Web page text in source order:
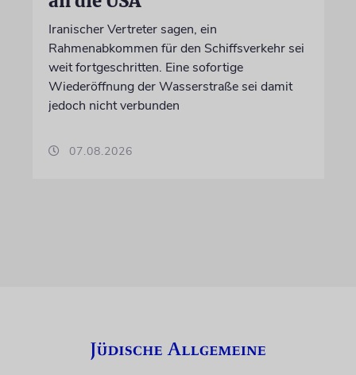
Iranischer Vertreter sagen, ein
Rahmenabkommen für den Schiffsverkehr sei
weit fortgeschritten. Eine sofortige
Wiederöffnung der Wasserstraße sei damit
jedoch nicht verbunden
07.08.2026